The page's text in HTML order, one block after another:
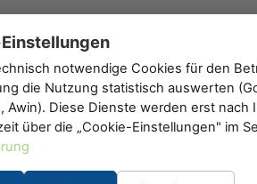
.de
notwendige Cookies für den
die Nutzung statistisch auswerten
Awin). Diese Dienste werden erst nach
über die „Cookie-Einstellungen" im